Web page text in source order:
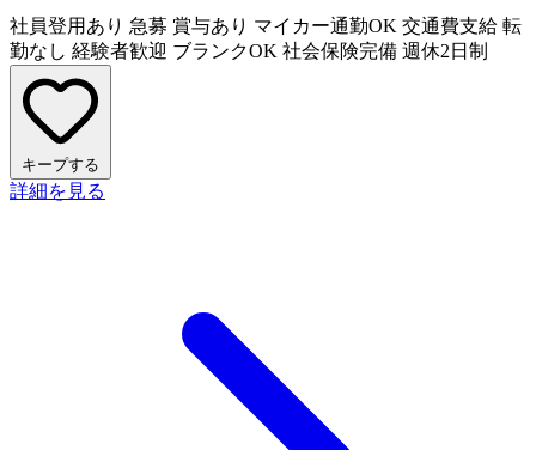
社員登用あり 急募 賞与あり マイカー通勤OK 交通費支給 転
勤なし 経験者歓迎 ブランクOK 社会保険完備 週休2日制
キープする
詳細を見る